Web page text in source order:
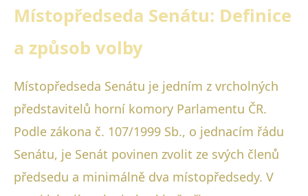
Místopředseda Senátu: Definice
a způsob volby
Místopředseda Senátu je jedním z vrcholných
představitelů horní komory Parlamentu ČR.
Podle zákona č. 107/1999 Sb., o jednacím řádu
Senátu, je Senát povinen zvolit ze svých členů
předsedu a minimálně dva místopředsedy. V